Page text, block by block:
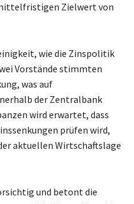
Zielwert von
wie die Zinspolitik
Vorstände stimmten
was auf
der Zentralbank
wird erwartet, dass
prüfen wird,
aktuellen Wirtschaftslage
und betont die